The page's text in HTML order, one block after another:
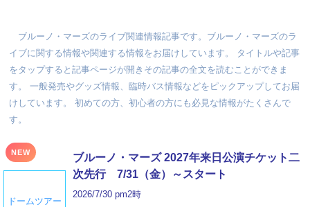
ブルーノ・マーズのライブ関連情報記事です。ブルーノ・マーズのラ
イブに関する情報や関連する情報をお届けしています。 タイトルや記事
をタップすると記事ページが開きその記事の全文を読むことができま
す。 一般発売やグッズ情報、臨時バス情報などをピックアップしてお届
けしています。 初めての方、初心者の方にも必見な情報がたくさんで
す。
NEW
ドームツアー
ブルーノ・マーズ 2027年来日公演チケット二
次先行 7/31（金）～スタート
2026/7/30 pm2時